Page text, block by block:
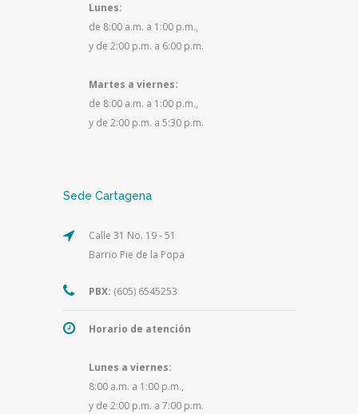
Lunes:
de 8:00 a.m. a 1:00 p.m.,
y de 2:00 p.m. a 6:00 p.m.
Martes a viernes:
de 8:00 a.m. a 1:00 p.m.,
y de 2:00 p.m. a 5:30 p.m.
Sede Cartagena
Calle 31 No. 19 - 51
Barrio Pie de la Popa
PBX: (605) 6545253
Horario de atención
Lunes a viernes:
8:00 a.m. a 1:00 p.m.,
y de 2:00 p.m. a 7:00 p.m.